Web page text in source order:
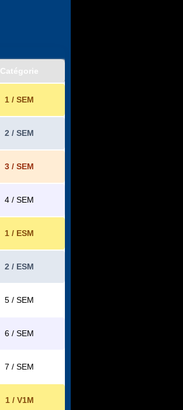
Catégorie
1 / SEM
2 / SEM
3 / SEM
4 / SEM
1 / ESM
2 / ESM
5 / SEM
6 / SEM
7 / SEM
1 / V1M